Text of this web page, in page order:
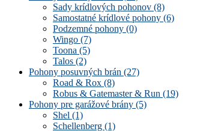
Sady krídlových pohonov (8)
Samostatné krídlové pohony (6)
Podzemné pohony (0)
Wingo (7)
Toona (5)
Talos (2)
Pohony posuvných brán (27)
Road & Rox (8)
Robus & Gatemaster & Run (19)
Pohony pre garážové brány (5)
Shel (1)
Schellenberg (1)